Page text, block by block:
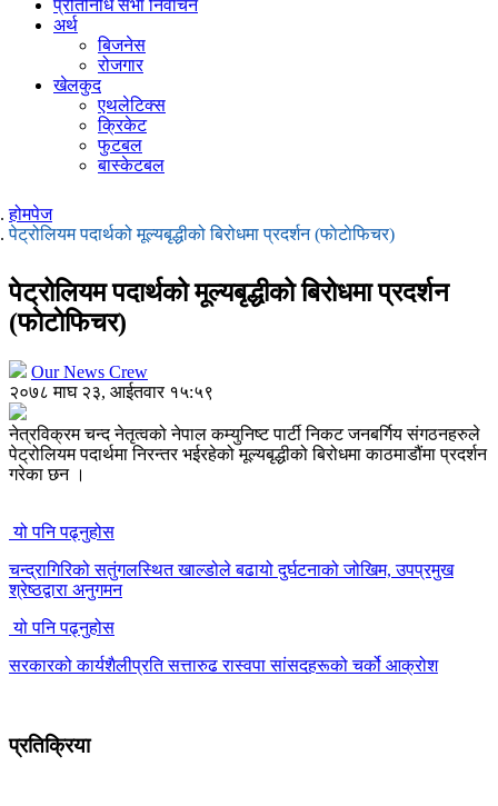
प्रतिनिधि सभा निर्वाचन
अर्थ
बिजनेस
रोजगार
खेलकुद
एथलेटिक्स
क्रिकेट
फुटबल
बास्केटबल
होमपेज
पेट्रोलियम पदार्थको मूल्यबृद्धीको बिरोधमा प्रदर्शन (फाेटाेफिचर)
पेट्रोलियम पदार्थको मूल्यबृद्धीको बिरोधमा प्रदर्शन
(फाेटाेफिचर)
Our News Crew
२०७८ माघ २३, आईतवार १५:५९
नेत्रविक्रम चन्द नेतृत्वको नेपाल कम्युनिष्ट पार्टी निकट जनबर्गिय संगठनहरुले
पेट्रोलियम पदार्थमा निरन्तर भईरहेको मूल्यबृद्धीको बिरोधमा काठमाडौंमा प्रदर्शन
गरेका छन ।
यो पनि पढ्नुहोस
चन्द्रागिरिको सतुंगलस्थित खाल्डोले बढायो दुर्घटनाको जोखिम, उपप्रमुख
श्रेष्ठद्वारा अनुगमन
यो पनि पढ्नुहोस
सरकारको कार्यशैलीप्रति सत्तारुढ रास्वपा सांसदहरूको चर्को आक्रोश
प्रतिक्रिया